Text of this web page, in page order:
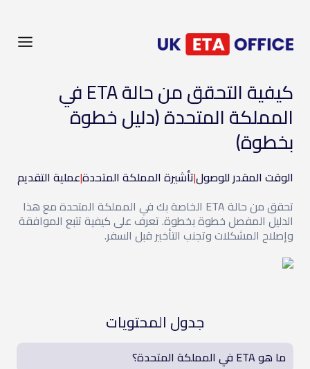
كيفية التحقق من حالة ETA في
المملكة المتحدة (دليل خطوة
بخطوة)
الوقت المقدر للوصول|تأشيرة المملكة المتحدة|عملية التقديم
تحقق من حالة ETA الخاصة بك في المملكة المتحدة مع هذا
الدليل المفصل خطوة بخطوة. تعرف على كيفية تتبع الموافقة
وإصلاح المشكلات وتجنب التأخير قبل السفر.
جدول المحتويات
ما هو ETA في المملكة المتحدة؟